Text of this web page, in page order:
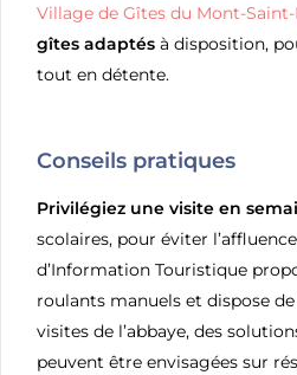
Village de Gîtes du Mont-
gîtes adaptés à disposition,
tout en détente.
Conseils pratiques
Privilégiez une visite en
scolaires, pour éviter
d’Information Touristique
roulants manuels et dispose
visites de l’abbaye, des
peuvent être envisagées sur